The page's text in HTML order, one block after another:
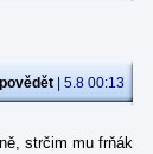
| 5.8 00:13
strčim mu frňák